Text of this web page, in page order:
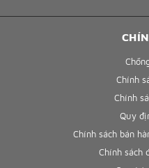
Chính
Chính
Quy
Chính sách bán
Chính sách